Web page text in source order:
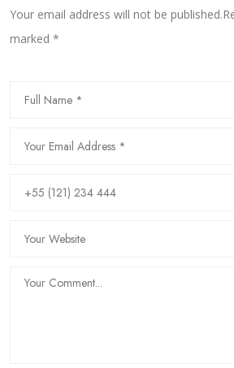
Your email address will not be
marked *